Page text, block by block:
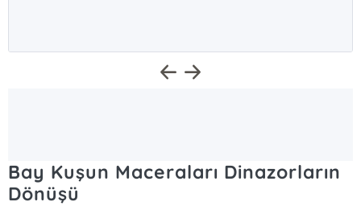
Bay Kuşun Maceraları Dinazorların
Dönüşü